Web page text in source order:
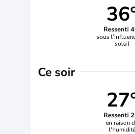
Ressenti
sous
soleil
Ce soir
Ressenti
en raison
l'humidité